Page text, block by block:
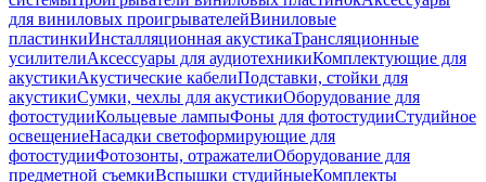
для виниловых проигрывателейВиниловые
пластинкиИнсталляционная акустикаТрансляционные
усилителиАксессуары для аудиотехникиКомплектующие для
акустикиАкустические кабелиПодставки, стойки для
акустикиСумки, чехлы для акустикиОборудование для
фотостудииКольцевые лампыФоны для фотостудииСтудийное
освещениеНасадки светоформирующие для
фотостудииФотозонты, отражателиОборудование для
предметной съемкиВспышки студийныеКомплекты